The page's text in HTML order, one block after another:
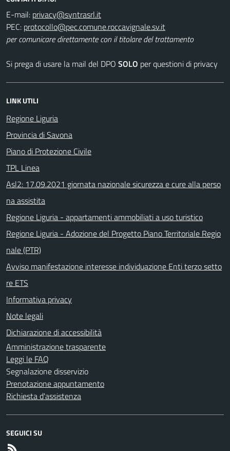
E-mail:
PEC:
per comunicare direttamente con il titolare del trattamento
Si prega di usare la mail del DPO SOLO per questioni di privacy
LINK UTILI
Regione Liguria
Provincia di Savona
Piano di Protezione Civile
TPL Linea
Asl2: 17.09.2021 giornata nazionale sicurezza e cure alla perso
na assistita
Regione Liguria - appartamenti ammobiliati a uso turistico
Regione Liguria - Adozione del Progetto Piano Territoriale Regio
nale (PTR)
Avviso manifestazione interesse individuazione Enti terzo setto
re ETS
Informativa privacy
Note legali
Dichiarazione di accessibilità
Amministrazione trasparente
Leggi le FAQ
Segnalazione disservizio
Prenotazione appuntamento
Richiesta d'assistenza
SEGUICI SU